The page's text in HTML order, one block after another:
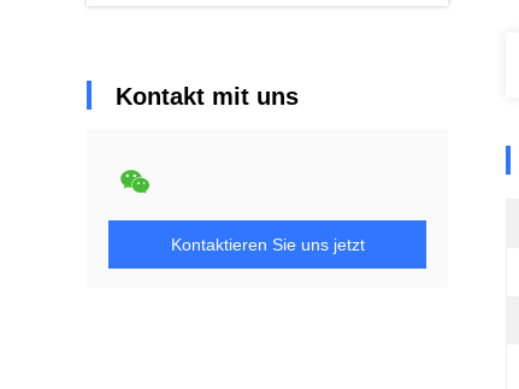
Kontakt mit uns
Kontaktieren Sie uns jetzt